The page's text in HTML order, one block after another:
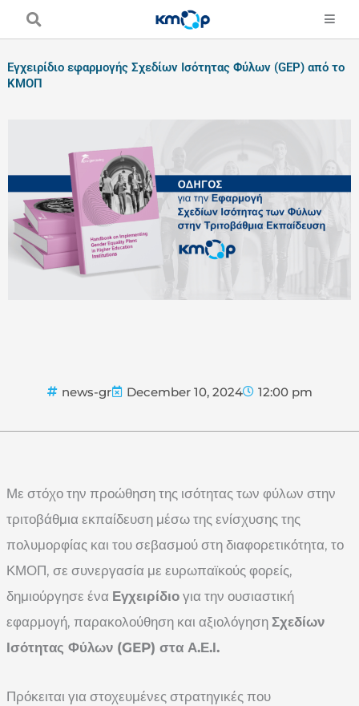
Εγχειρίδιο εφαρμογής Σχεδίων Ισότητας Φύλων (GEP) από το
ΚΜΟΠ
news-gr December 10, 2024 12:00 pm
Με στόχο την προώθηση της ισότητας των φύλων στην
τριτοβάθμια εκπαίδευση μέσω της ενίσχυσης της
πολυμορφίας και του σεβασμού στη διαφορετικότητα, το
ΚΜΟΠ, σε συνεργασία με ευρωπαϊκούς φορείς,
δημιούργησε ένα Εγχειρίδιο για την ουσιαστική
εφαρμογή, παρακολούθηση και αξιολόγηση Σχεδίων
Ισότητας Φύλων (GEP) στα Α.Ε.Ι.
Πρόκειται για στοχευμένες στρατηγικές που